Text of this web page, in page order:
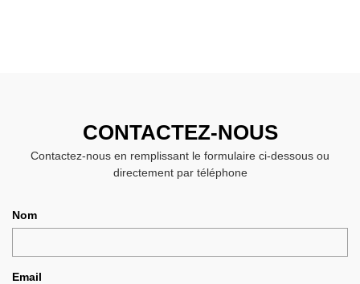
CONTACTEZ-NOUS
Contactez-nous en remplissant le formulaire ci-dessous ou
directement par téléphone
Nom
Email